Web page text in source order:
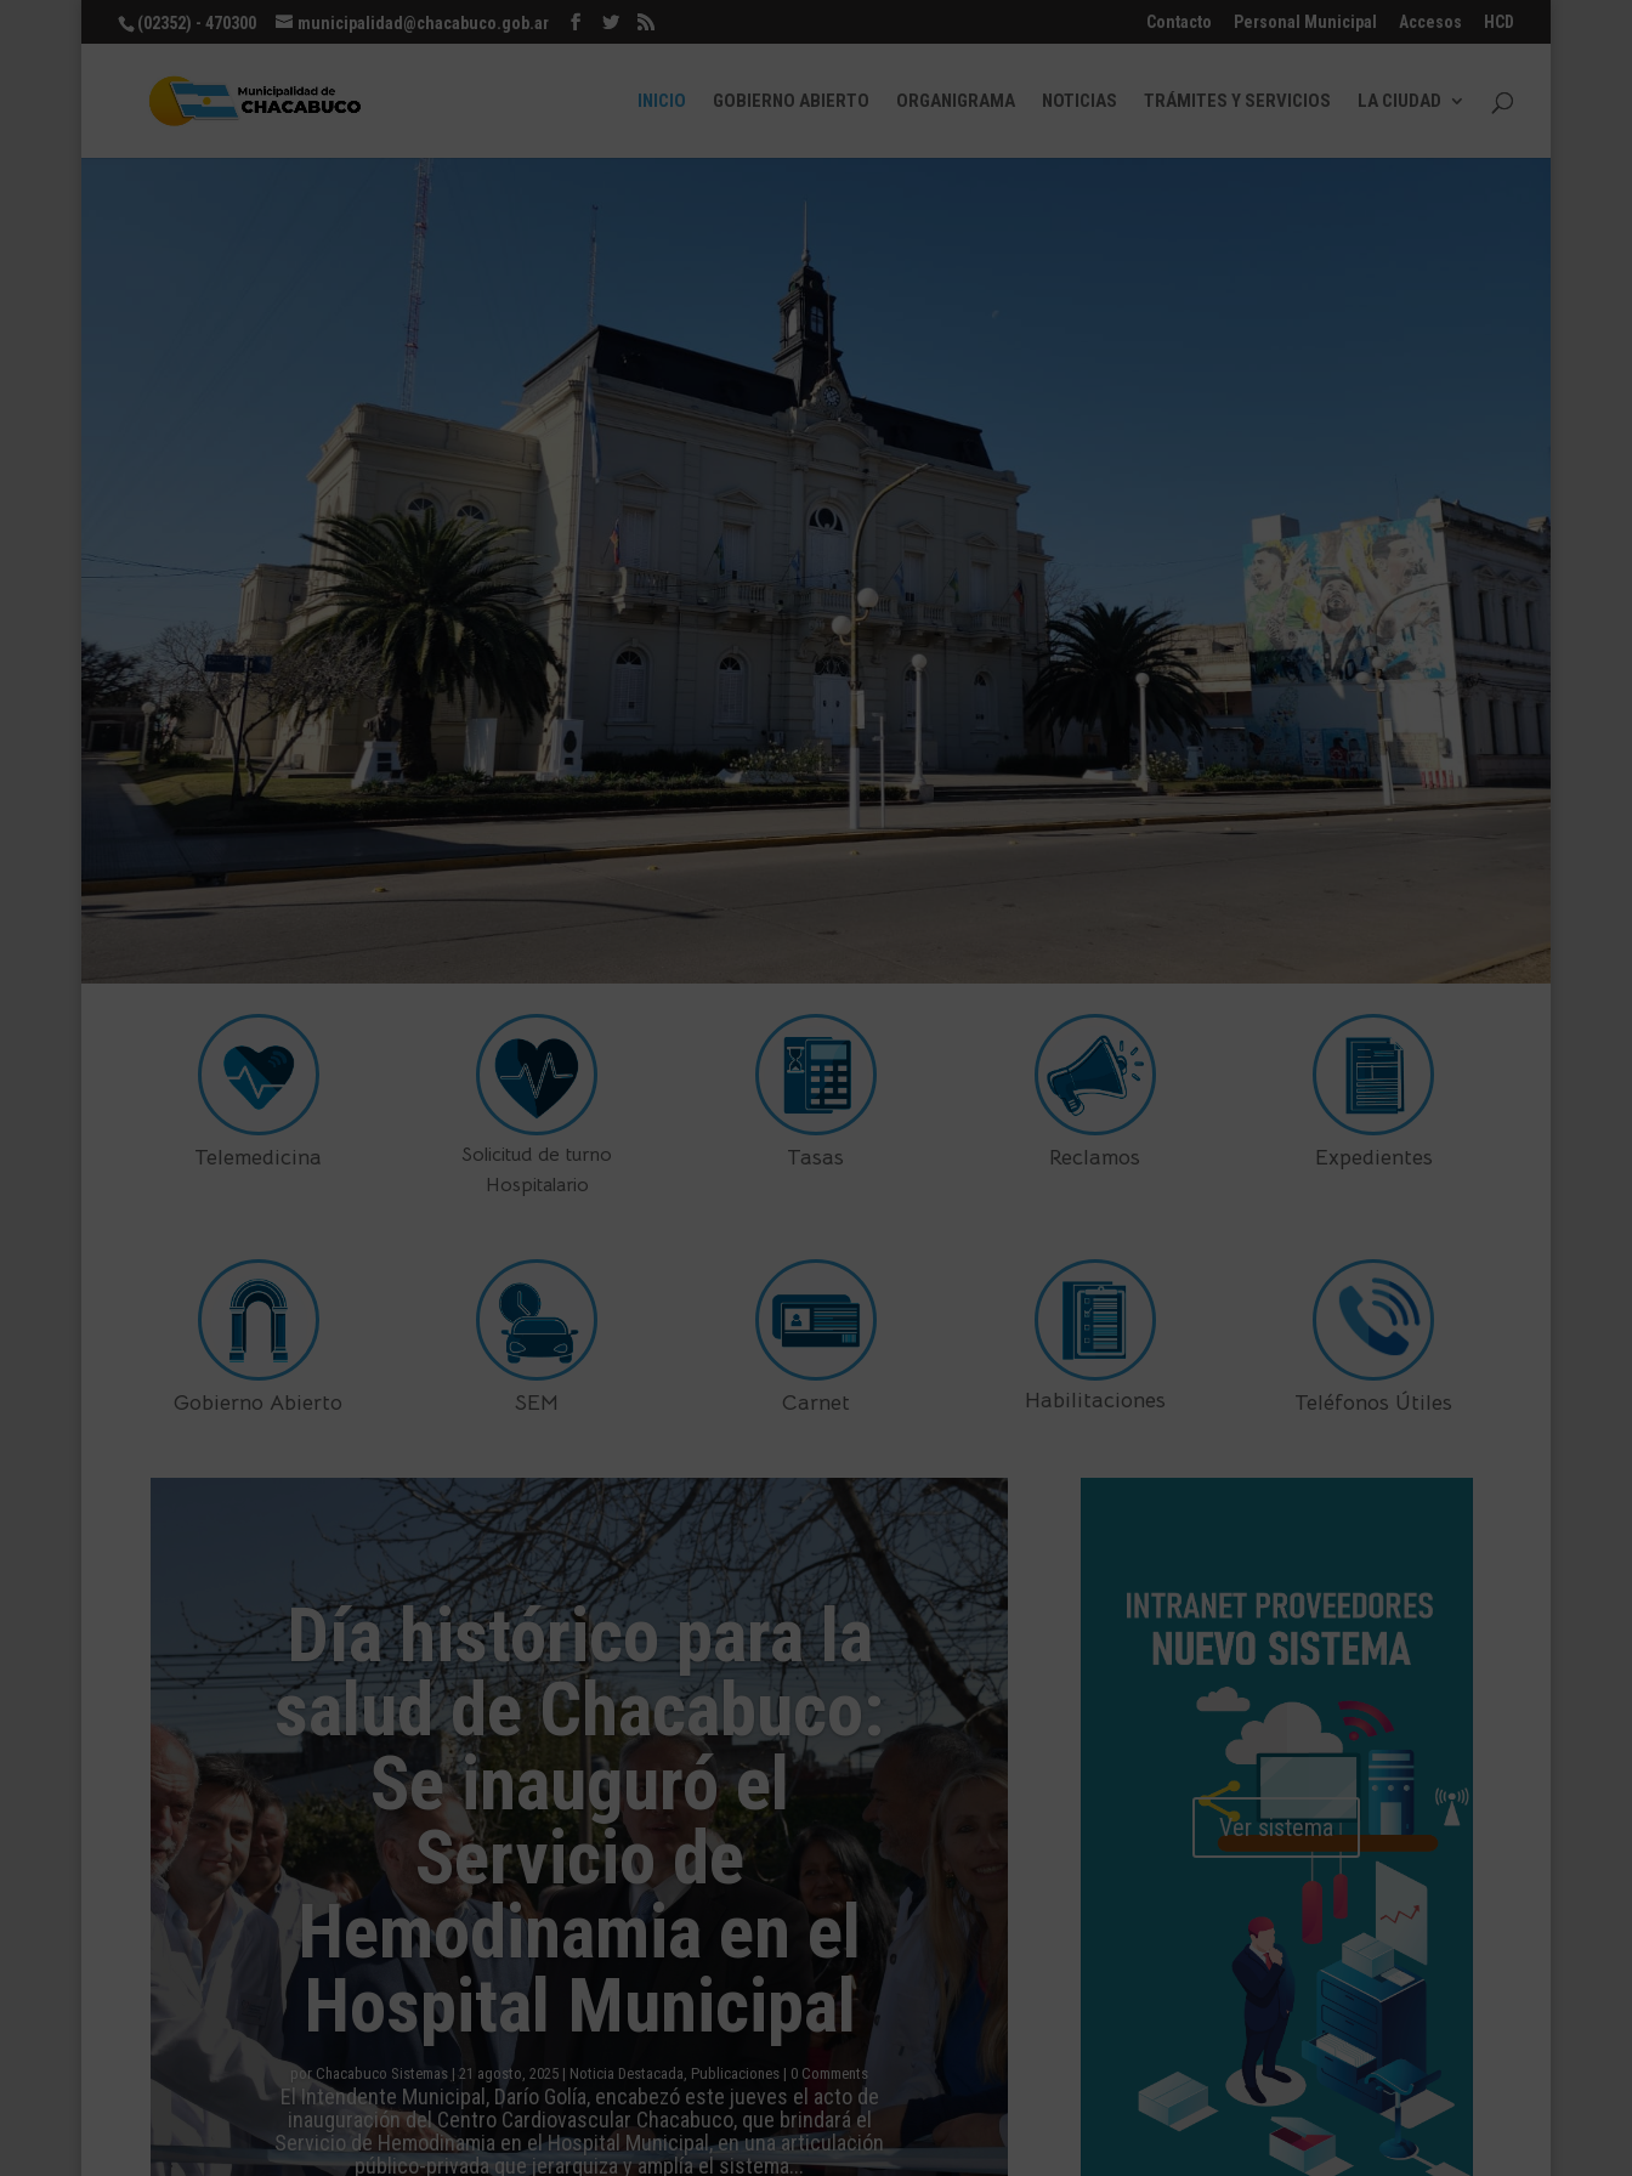
(02352) - 470300 municipalidad@chacabuco.gob.ar Contacto Personal Municipal Accesos HCD
INICIO GOBIERNO ABIERTO ORGANIGRAMA NOTICIAS TRÁMITES Y SERVICIOS LA CIUDAD
Telemedicina
Solicitud de turno
Hospitalario
Tasas Reclamos Expedientes
Gobierno Abierto SEM Carnet Habilitaciones Teléfonos Útiles
Día histórico para la
salud de Chacabuco:
Se inauguró el
Servicio de
Hemodinamia en el
Hospital Municipal
por Chacabuco Sistemas |21 agosto, 2025 | Noticia Destacada Publicaciones | 0 Comments
El Intendente Municipal, Darío Golía, encabezó este jueves el acto de
inauguración del Centro Cardiovascular Chacabuco, que brindará el
Servicio de Hemodinamia en el Hospital Municipal, en una articulación
público-privada que jerarquiza y amplía el sistema...
Ver sistema